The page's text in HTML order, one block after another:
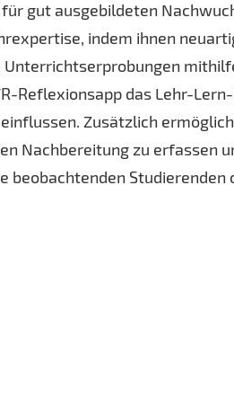
gut ausgebildeten
indem ihnen
Unterrichtserprobungen
Reflexionsapp das Lehr-
Zusätzlich
Nachbereitung zu erfassen
beobachtenden